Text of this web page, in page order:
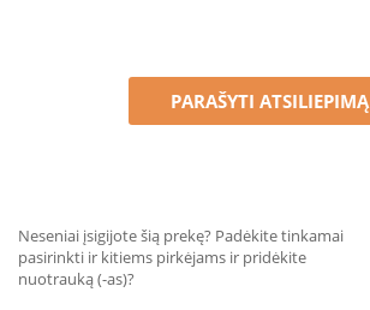
PARAŠYTI ATSILIEPIMĄ
Neseniai įsigijote šią prekę? Padėkite tinkamai
pasirinkti ir kitiems pirkėjams ir pridėkite
nuotrauką (-as)?